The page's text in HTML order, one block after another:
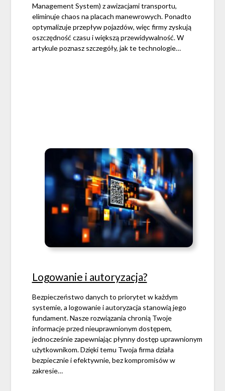
Management System) z awizacjami transportu,
eliminuje chaos na placach manewrowych. Ponadto
optymalizuje przepływ pojazdów, więc firmy zyskują
oszczędność czasu i większą przewidywalność. W
artykule poznasz szczegóły, jak te technologie…
Logowanie i autoryzacja?
Bezpieczeństwo danych to priorytet w każdym
systemie, a logowanie i autoryzacja stanowią jego
fundament. Nasze rozwiązania chronią Twoje
informacje przed nieuprawnionym dostępem,
jednocześnie zapewniając płynny dostęp uprawnionym
użytkownikom. Dzięki temu Twoja firma działa
bezpiecznie i efektywnie, bez kompromisów w
zakresie…